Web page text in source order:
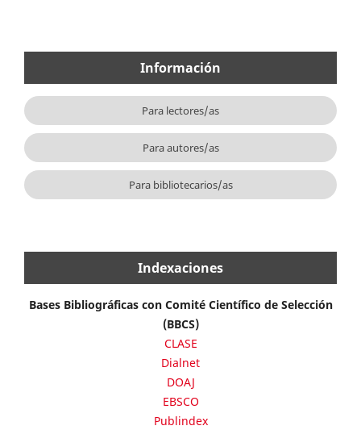
Información
Para lectores/as
Para autores/as
Para bibliotecarios/as
Indexaciones
Bases Bibliográficas con Comité Científico de Selección
(BBCS)
CLASE
Dialnet
DOAJ
EBSCO
Publindex